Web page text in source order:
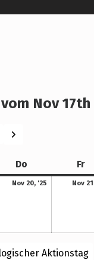
Nov 17th
Weiter
Do Fr
Nov 20, '25
20. November 2025
Nov
Aktionstag